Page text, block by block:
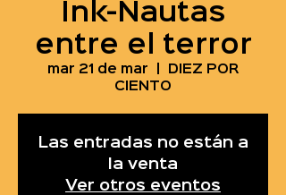
Ink-Nautas
entre el terror
mar 21 de mar
DIEZ POR
CIENTO
Las entradas no están a
la venta
Ver otros eventos